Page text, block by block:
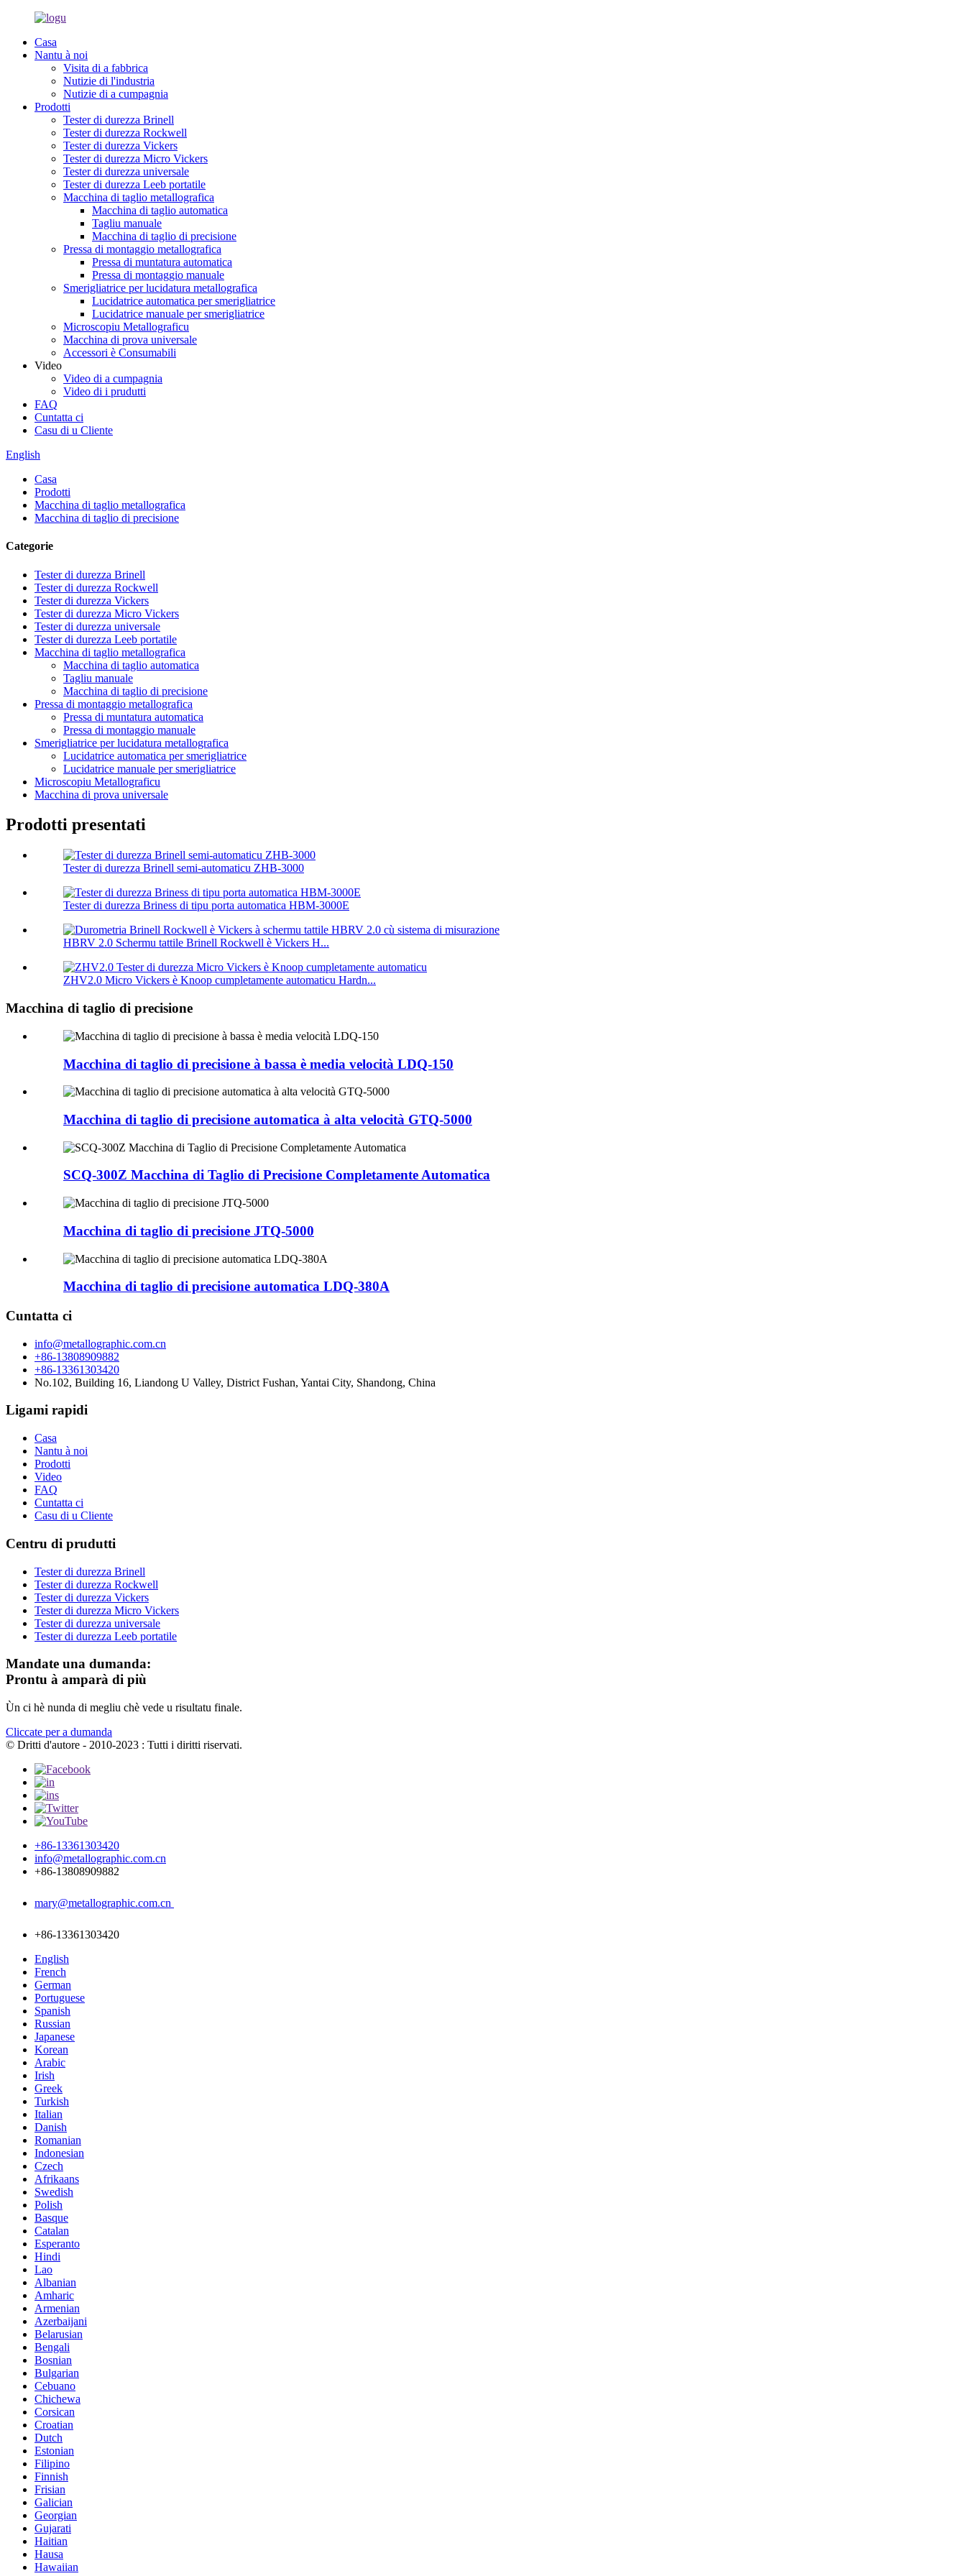
Casa
Nantu à noi
Visita di a fabbrica
Nutizie di l'industria
Nutizie di a cumpagnia
Prodotti
Tester di durezza Brinell
Tester di durezza Rockwell
Tester di durezza Vickers
Tester di durezza Micro Vickers
Tester di durezza universale
Tester di durezza Leeb portatile
Macchina di taglio metallografica
Macchina di taglio automatica
Tagliu manuale
Macchina di taglio di precisione
Pressa di montaggio metallografica
Pressa di muntatura automatica
Pressa di montaggio manuale
Smerigliatrice per lucidatura metallografica
Lucidatrice automatica per smerigliatrice
Lucidatrice manuale per smerigliatrice
Microscopiu Metallograficu
Macchina di prova universale
Accessori è Consumabili
Video
Video di a cumpagnia
Video di i prudutti
FAQ
Cuntatta ci
Casu di u Cliente
English
Casa
Prodotti
Macchina di taglio metallografica
Macchina di taglio di precisione
Categorie
Tester di durezza Brinell
Tester di durezza Rockwell
Tester di durezza Vickers
Tester di durezza Micro Vickers
Tester di durezza universale
Tester di durezza Leeb portatile
Macchina di taglio metallografica
Macchina di taglio automatica
Tagliu manuale
Macchina di taglio di precisione
Pressa di montaggio metallografica
Pressa di muntatura automatica
Pressa di montaggio manuale
Smerigliatrice per lucidatura metallografica
Lucidatrice automatica per smerigliatrice
Lucidatrice manuale per smerigliatrice
Microscopiu Metallograficu
Macchina di prova universale
Prodotti presentati
Tester di durezza Brinell semi-automaticu ZHB-3000
Tester di durezza Briness di tipu porta automatica HBM-3000E
HBRV 2.0 Schermu tattile Brinell Rockwell è Vickers H...
ZHV2.0 Micro Vickers è Knoop cumpletamente automaticu Hardn...
Macchina di taglio di precisione
Macchina di taglio di precisione à bassa è media velocità LDQ-150
Macchina di taglio di precisione automatica à alta velocità GTQ-5000
SCQ-300Z Macchina di Taglio di Precisione Completamente Automatica
Macchina di taglio di precisione JTQ-5000
Macchina di taglio di precisione automatica LDQ-380A
Cuntatta ci
info@metallographic.com.cn
+86-13808909882
+86-13361303420
No.102, Building 16, Liandong U Valley, District Fushan, Yantai City, Shandong, China
Ligami rapidi
Casa
Nantu à noi
Prodotti
Video
FAQ
Cuntatta ci
Casu di u Cliente
Centru di prudutti
Tester di durezza Brinell
Tester di durezza Rockwell
Tester di durezza Vickers
Tester di durezza Micro Vickers
Tester di durezza universale
Tester di durezza Leeb portatile
Mandate una dumanda:
Prontu à amparà di più
Ùn ci hè nunda di megliu chè vede u risultatu finale.
Cliccate per a dumanda
© Dritti d'autore - 2010-2023 : Tutti i diritti riservati.
+86-13361303420
info@metallographic.com.cn
+86-13808909882
mary@metallographic.com.cn
+86-13361303420
English
French
German
Portuguese
Spanish
Russian
Japanese
Korean
Arabic
Irish
Greek
Turkish
Italian
Danish
Romanian
Indonesian
Czech
Afrikaans
Swedish
Polish
Basque
Catalan
Esperanto
Hindi
Lao
Albanian
Amharic
Armenian
Azerbaijani
Belarusian
Bengali
Bosnian
Bulgarian
Cebuano
Chichewa
Corsican
Croatian
Dutch
Estonian
Filipino
Finnish
Frisian
Galician
Georgian
Gujarati
Haitian
Hausa
Hawaiian